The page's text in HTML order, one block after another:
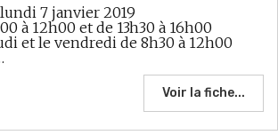
7 janvier 2019
à 12h00 et de 13h30 à 16h00
et le vendredi de 8h30 à 12h00
Voir la fiche...